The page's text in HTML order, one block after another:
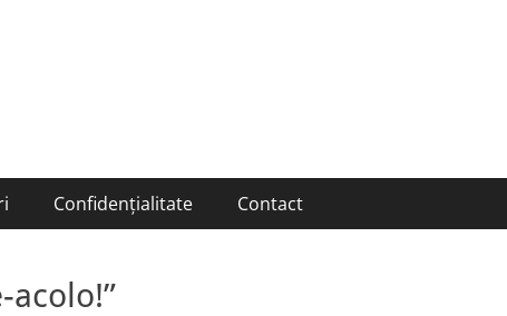
Confidențialitate Contact
acolo!”